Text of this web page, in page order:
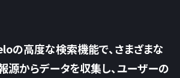
の高度な検索機能で、さまざまな
からデータを収集し、ユーザーの